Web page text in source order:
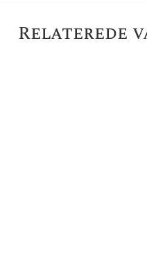
Relaterede